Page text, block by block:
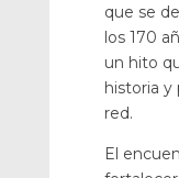
que se
los 170
un hito
historia y
red.
El